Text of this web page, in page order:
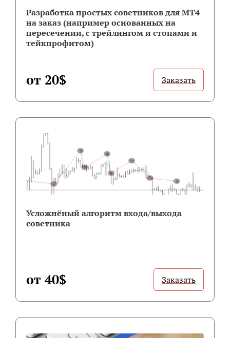
Разработка простых советников для МТ4
на заказ (например основанных на
пересечении, с трейлингом и стопами и
тейкпрофитом)
от 20$ Заказать
Усложнёный алгоритм входа/выхода
советника
от 40$ Заказать